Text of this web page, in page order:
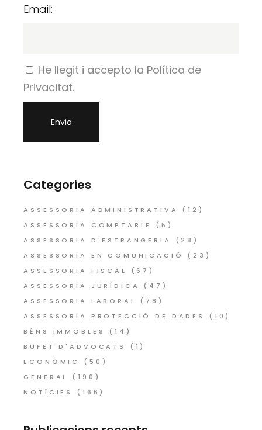
Email:
He llegit i accepto la Política de
Privacitat.
Categories
ASSESSORIA ADMINISTRATIVA
(12)
ASSESSORIA COMPTABLE
(5)
ASSESSORIA D'ESTRANGERIA
(28)
ASSESSORIA EN COMUNICACIÓ
(23)
ASSESSORIA FISCAL
(67)
ASSESSORIA JURÍDICA
(47)
ASSESSORIA LABORAL
(78)
ASSESSORIA PROTECCIÓ DE DADES
(10)
BÉNS IMMOBLES
(14)
BUFET D'ADVOCATS
(1)
ECONÒMIC
(50)
GENERAL
(190)
NOTÍCIES
(166)